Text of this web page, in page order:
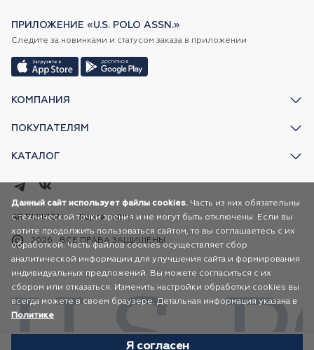
КОМПАНИЯ
ПОКУПАТЕЛЯМ
КАТАЛОГ
ПРИЛОЖЕНИЕ «U.S. POLO ASSN.»
Следите за новинками и статусом заказа в приложении
2026 ВСЕ ПРАВА ЗАЩИЩЕНЫ
AR FASHION Карта сайта
Данный сайт использует файлы cookies. Часть из них обязательны
с технической точки зрения и не могут быть отключены. Если вы
хотите продолжить пользоваться сайтом, то вы соглашаетесь с их
обработкой. Часть файлов cookies осуществляет сбор
аналитической информации для улучшения сайта и формирования
индивидуальных предложений. Вы можете согласиться с их
сбором или отказаться. Изменить настройки обработки cookies вы
всегда можете в своем браузере. Детальная информация указана в
Политике
Я согласен